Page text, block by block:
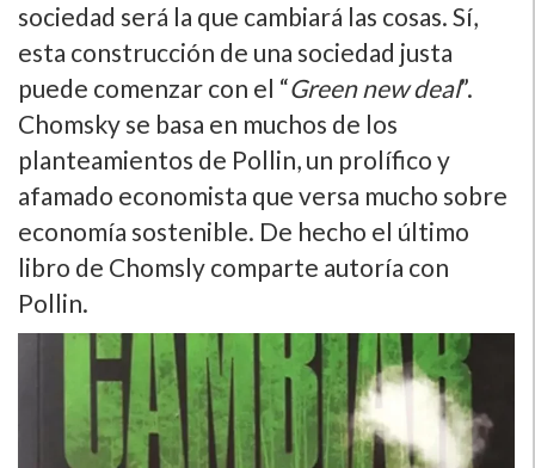
sociedad será la que cambiará las cosas. Sí,
esta construcción de una sociedad justa
puede comenzar con el “Green new deal”.
Chomsky se basa en muchos de los
planteamientos de Pollin, un prolífico y
afamado economista que versa mucho sobre
economía sostenible. De hecho el último
libro de Chomsly comparte autoría con
Pollin.